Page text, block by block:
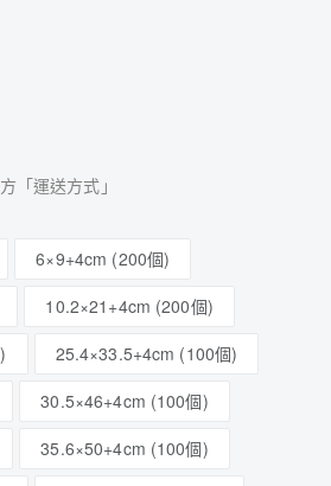
「運送方式」
6×9+4cm (200個)
10.2×21+4cm (200個)
25.4×33.5+4cm (100個)
30.5×46+4cm (100個)
35.6×50+4cm (100個)